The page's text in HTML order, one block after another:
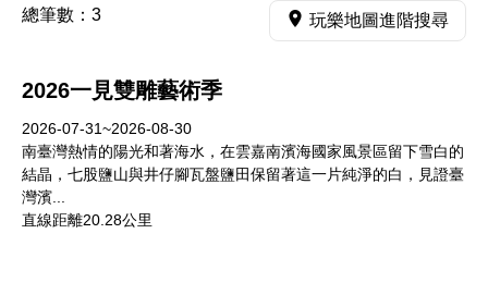
總筆數： 3 玩樂地圖進階搜尋
2026一見雙雕藝術季
2026-07-31~2026-08-30
南臺灣熱情的陽光和著海水，在雲嘉南濱海國家風景區留下雪白的
結晶，七股鹽山與井仔腳瓦盤鹽田保留著這一片純淨的白，見證臺
灣濱...
直線距離20.28公里